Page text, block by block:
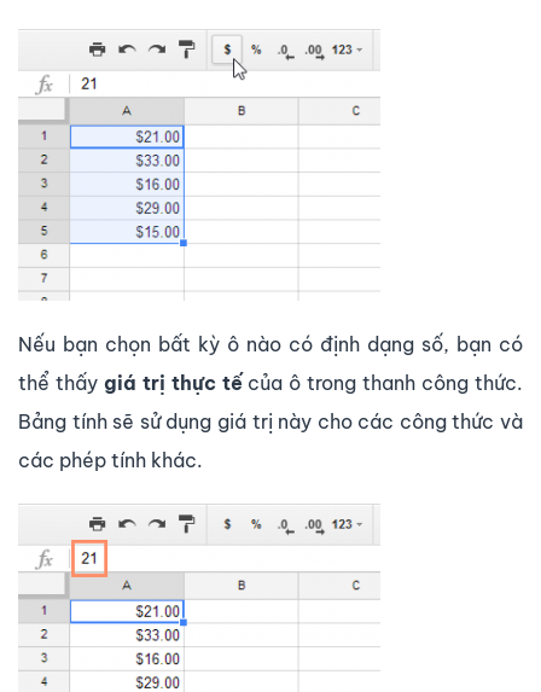
Nếu bạn chọn bất kỳ ô nào có định dạng số, bạn có
thể thấy giá trị thực tếcủa ô trong thanh công thức.
Bảng tính sẽ sử dụng giá trị này cho các công thức và
các phép tính khác.